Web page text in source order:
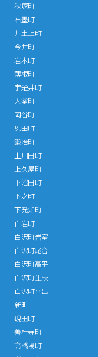
秋塚町
石墨町
井土上町
今井町
岩本町
薄根町
宇楚井町
大釜町
岡谷町
恩田町
鍛冶町
上川田町
上久屋町
下沼田町
下之町
下発知町
白岩町
白沢町岩室
白沢町尾合
白沢町高平
白沢町生枝
白沢町平出
新町
硯田町
善桂寺町
高橋場町